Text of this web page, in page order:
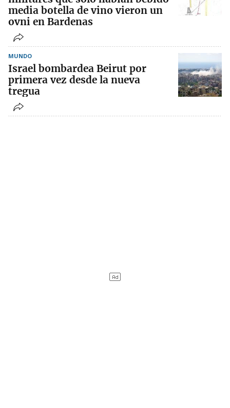
media botella de vino vieron un
ovni en Bardenas
MUNDO
Israel bombardea Beirut por
primera vez desde la nueva
tregua